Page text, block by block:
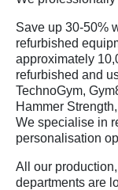
Save up 30-50%
refurbished
approximately
refurbished and
TechnoGym,
Hammer
We specialise in
personalisation
All our
departments are